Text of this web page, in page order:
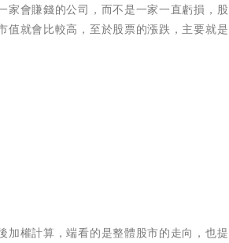
家會賺錢的公司，而不是一家一直虧損，股
值就會比較高，至於股票的漲跌，主要就是
加權計算，端看的是整體股市的走向，也提